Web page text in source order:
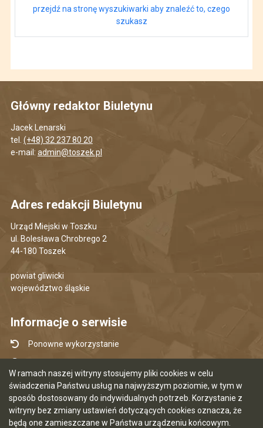
W ramach naszej witryny stosujemy pliki cookies w celu
świadczenia Państwu usług na najwyższym poziomie, w tym w
sposób dostosowany do indywidualnych potrzeb. Korzystanie z
witryny bez zmiany ustawień dotyczących cookies oznacza, że
będą one zamieszczane w Państwa urządzeniu końcowym.
przejdź na stronę wyszukiwarki aby znaleźć to, czego
szukasz
Główny redaktor Biuletynu
Jacek Lenarski
tel. (+48) 32 237 80 20
e-mail: admin@toszek.pl
Adres redakcji Biuletynu
Urząd Miejski w Toszku
ul. Bolesława Chrobrego 2
44-180 Toszek
powiat gliwicki
województwo śląskie
Informacje o serwisie
Ponowne wykorzystanie
Mapa serwisu
Instrukcja obsługi
Statystyki oglądalności